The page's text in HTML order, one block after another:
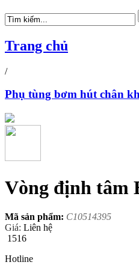
Trang chủ
/
Phụ tùng bơm hút chân
Vòng định tâm
Mã sản phẩm: C10514395
Giá: Liên hệ
1516
Hotline